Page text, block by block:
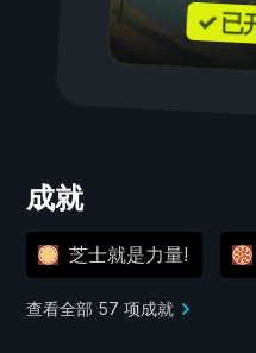
✓ 已
成就
芝士就是力量!
查看全部 57 项成就